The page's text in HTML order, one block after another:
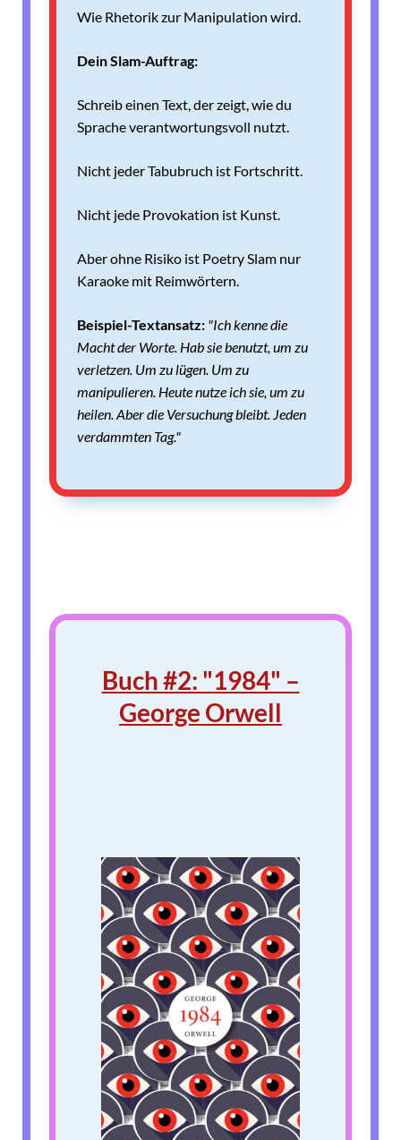
Wie Rhetorik zur Manipulation wird.
Dein Slam-Auftrag:
Schreib einen Text, der zeigt, wie du
Sprache verantwortungsvoll nutzt.
Nicht jeder Tabubruch ist Fortschritt.
Nicht jede Provokation ist Kunst.
Aber ohne Risiko ist Poetry Slam nur
Karaoke mit Reimwörtern.
Beispiel-Textansatz: "Ich kenne die
Macht der Worte. Hab sie benutzt, um zu
verletzen. Um zu lügen. Um zu
manipulieren. Heute nutze ich sie, um zu
heilen. Aber die Versuchung bleibt. Jeden
verdammten Tag."
Buch #2: "1984" –
George Orwell